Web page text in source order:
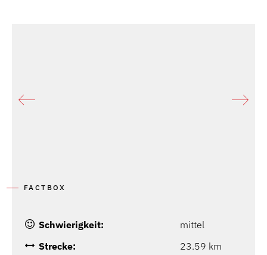
FACTBOX
Schwierigkeit:
mittel
Strecke:
23.59 km